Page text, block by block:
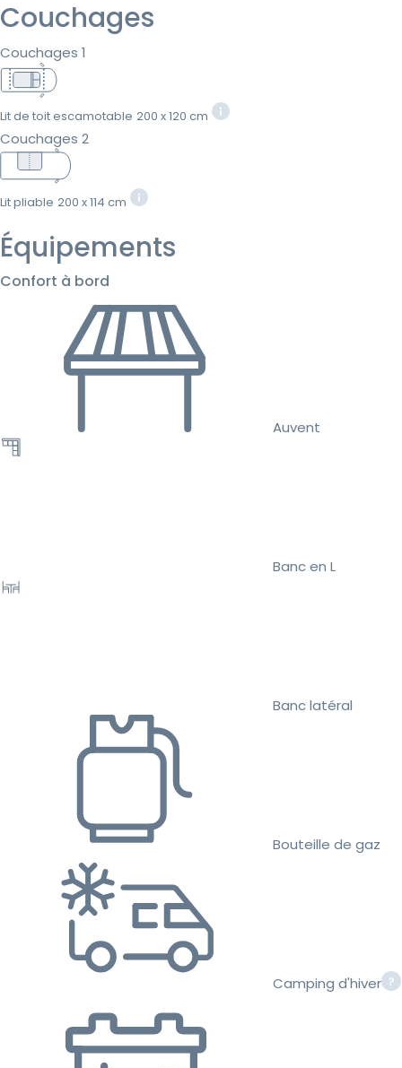
Couchages
Couchages 1
Lit de toit escamotable 200 x 120 cm
Couchages 2
Lit pliable 200 x 114 cm
Équipements
Confort à bord
Auvent
Banc en L
Banc latéral
Bouteille de gaz
Camping d'hiver